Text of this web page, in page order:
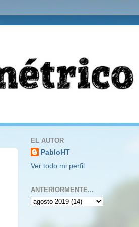
EL AUTOR
PabloHT
Ver todo mi perfil
ANTERIORMENTE...